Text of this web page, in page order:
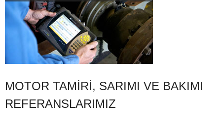
MOTOR TAMIRI, SARIMI VE BAKIMI
REFERANSLARIMIZ